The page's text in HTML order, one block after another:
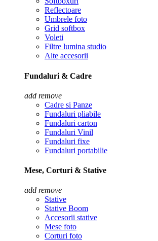
Reflectoare
Umbrele foto
Grid softbox
Voleti
Filtre lumina studio
Alte accesorii
Fundaluri & Cadre
add remove
Cadre si Panze
Fundaluri pliabile
Fundaluri carton
Fundaluri Vinil
Fundaluri fixe
Fundaluri portabilie
Mese, Corturi & Stative
add remove
Stative
Stative Boom
Accesorii stative
Mese foto
Corturi foto